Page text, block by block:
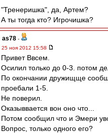
"Тренеришка", да, Артем?
А ты тогда кто? Игрочишка?
as78 -
25 ноя 2012 15:58
Привет Ввсем.
Осилил только до 0-3. потом
По окончании дружищще
проебали 1-5.
Не поверил.
Оказыввается вон оно что...
Потом сообщил что и Эмери
Вопрос, только одного его?